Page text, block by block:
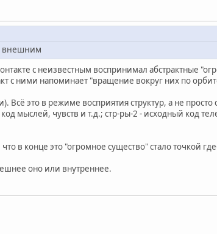
внешним
с неизвестным воспринимал абстрактные
с ними напоминает "вращение вокруг них по
это в режиме восприятия структур, а не просто
мыслей, чувств и т.д.; стр-ры-2 - исходный код
в конце это "огромное существо" стало точкой
оно или внутреннее.